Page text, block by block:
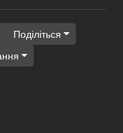
Поділіться